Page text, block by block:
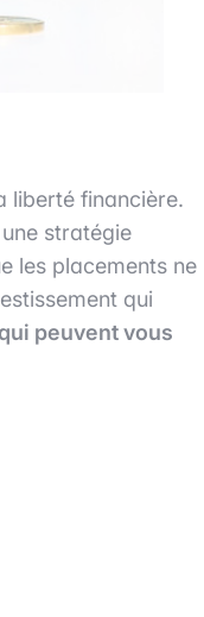
liberté financière.
stratégie
les placements ne
qui
peuvent vous